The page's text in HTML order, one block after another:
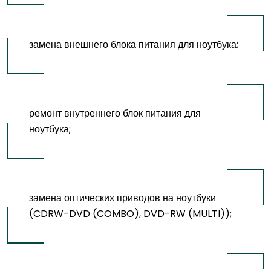
замена внешнего блока питания для ноутбука;
ремонт внутреннего блок питания для
ноутбука;
замена оптических приводов на ноутбуки
(CDRW-DVD (COMBO), DVD-RW (MULTI));